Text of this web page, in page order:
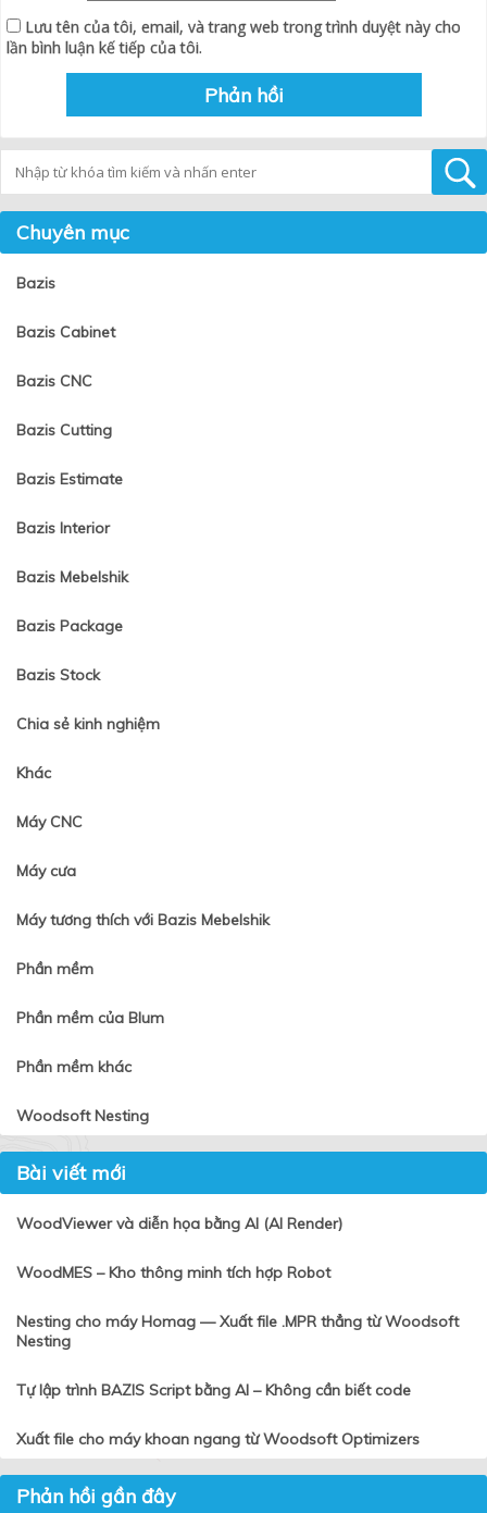
Lưu tên của tôi, email, và trang web trong trình duyệt này cho
lần bình luận kế tiếp của tôi.
Chuyên mục
Bazis
Bazis Cabinet
Bazis CNC
Bazis Cutting
Bazis Estimate
Bazis Interior
Bazis Mebelshik
Bazis Package
Bazis Stock
Chia sẻ kinh nghiệm
Khác
Máy CNC
Máy cưa
Máy tương thích với Bazis Mebelshik
Phần mềm
Phần mềm của Blum
Phần mềm khác
Woodsoft Nesting
Bài viết mới
WoodViewer và diễn họa bằng AI (AI Render)
WoodMES – Kho thông minh tích hợp Robot
Nesting cho máy Homag — Xuất file .MPR thẳng từ Woodsoft
Nesting
Tự lập trình BAZIS Script bằng AI – Không cần biết code
Xuất file cho máy khoan ngang từ Woodsoft Optimizers
Phản hồi gần đây